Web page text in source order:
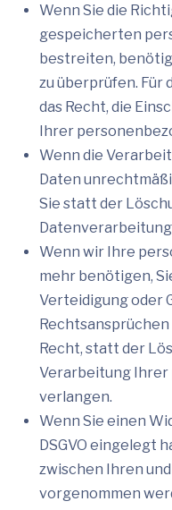
Wenn Sie die
gespeicherten
bestreiten,
zu überprüfen. Für
das Recht, die
Ihrer
Wenn die
Daten
Sie statt der
Wenn wir Ihre
mehr benötigen,
Verteidigung oder
Recht, statt der
Verarbeitung Ihrer
verlangen.
Wenn Sie einen
DSGVO eingelegt
zwischen Ihren
vorgenommen